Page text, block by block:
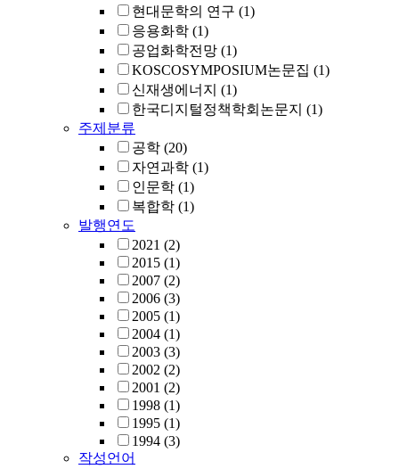
현대문학의 연구 (1)
응용화학 (1)
공업화학전망 (1)
KOSCOSYMPOSIUM논문집 (1)
신재생에너지 (1)
한국디지털정책학회논문지 (1)
주제분류
공학 (20)
자연과학 (1)
인문학 (1)
복합학 (1)
발행연도
2021 (2)
2015 (1)
2007 (2)
2006 (3)
2005 (1)
2004 (1)
2003 (3)
2002 (2)
2001 (2)
1998 (1)
1995 (1)
1994 (3)
작성언어